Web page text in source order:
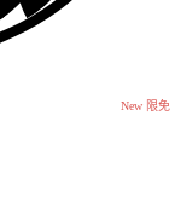
New 限免